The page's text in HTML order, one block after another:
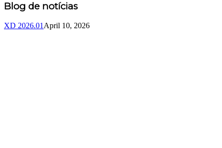
Blog de notícias
XD 2026.01 April 10, 2026